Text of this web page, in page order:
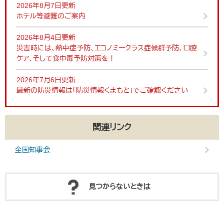
2026年8月7日更新
ホテル等避難のご案内
2026年8月4日更新
災害時には、熱中症予防、エコノミークラス症候群予防、口腔
ケア、そして食中毒予防対策を！
2026年7月6日更新
最新の防災情報は「防災情報くまもと」でご確認ください
関連リンク
全国知事会
見つからないときは